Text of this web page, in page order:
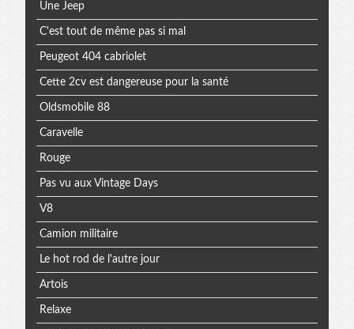
Une Jeep
C'est tout de même pas si mal
Peugeot 404 cabriolet
Cette 2cv est dangereuse pour la santé
Oldsmobile 88
Caravelle
Rouge
Pas vu aux Vintage Days
V8
Camion militaire
Le hot rod de l'autre jour
Artois
Relaxe